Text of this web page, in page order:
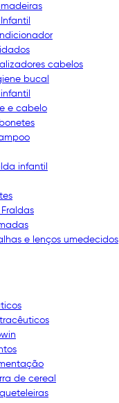
cabelos
bucal
e cabelo
infantil
e lenços umedecidos
de cereal